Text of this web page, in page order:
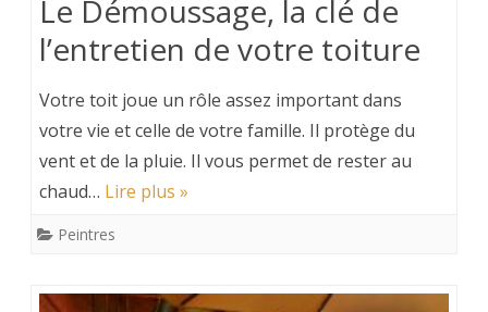
Le Démoussage, la clé de
l’entretien de votre toiture
Votre toit joue un rôle assez important dans
votre vie et celle de votre famille. Il protège du
vent et de la pluie. Il vous permet de rester au
chaud… Lire plus »
Peintres